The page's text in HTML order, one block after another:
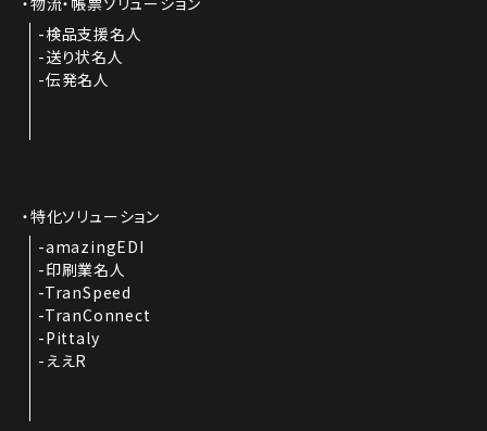
検品支援名人
送り状名人
伝発名人
特化ソリューション
amazingEDI
印刷業名人
TranSpeed
TranConnect
Pittaly
ええR